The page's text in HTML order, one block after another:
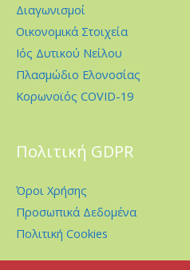
Διαγωνισμοί
Οικονομικά Στοιχεία
Ιός Δυτικού Νείλου
Πλασμώδιο Ελονοσίας
Κορωνοϊός COVID-19
Πολιτική GDPR
Όροι Χρήσης
Προσωπικά Δεδομένα
Πολιτική Cookies